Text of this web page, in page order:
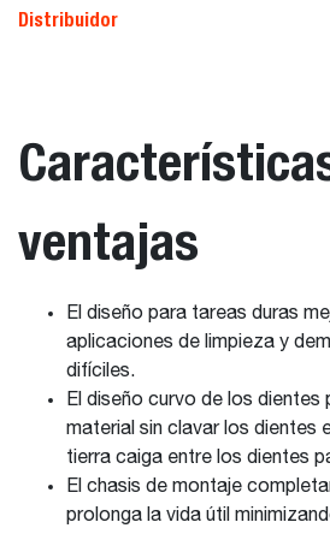
Distribuidor
ventajas
El diseño para tareas duras
aplicaciones de limpieza y
difíciles.
El diseño curvo de los dientes
material sin clavar los dientes
tierra caiga entre los dientes
El chasis de montaje
prolonga la vida útil